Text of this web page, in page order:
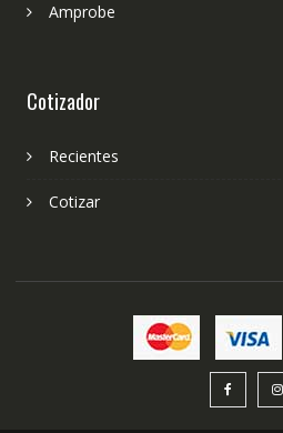
Amprobe
Cotizador
Recientes
Cotizar